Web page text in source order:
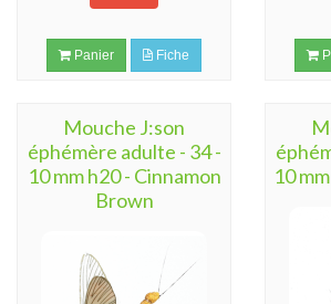
Panier Fiche
Mouche J:son
éphémère adulte - 34 -
10 mm h20 - Cinnamon
Brown
10